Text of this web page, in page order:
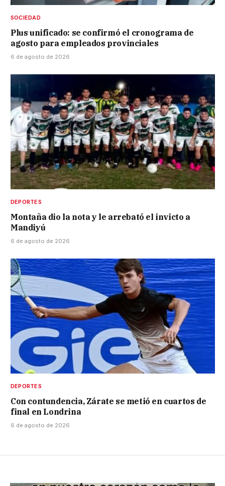
SOCIEDAD
Plus unificado: se confirmó el cronograma de
agosto para empleados provinciales
6 de agosto de 2026
DEPORTES
Montaña dio la nota y le arrebató el invicto a
Mandiyú
6 de agosto de 2026
DEPORTES
Con contundencia, Zárate se metió en cuartos de
final en Londrina
6 de agosto de 2026